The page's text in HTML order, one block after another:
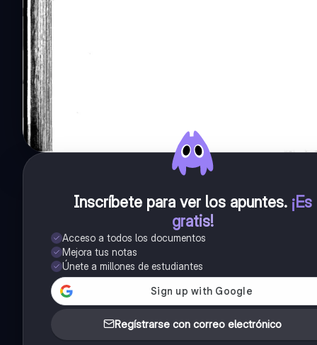
Inscríbete para ver los apuntes. ¡Es
gratis!
Acceso a todos los documentos
Mejora tus notas
Únete a millones de estudiantes
Regístrarse con correo electrónico